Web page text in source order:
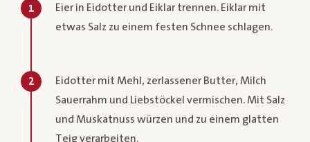
1
Eier in Eidotter und Eiklar trennen. Eiklar mit
etwas Salz zu einem festen Schnee schlagen.
2
Eidotter mit Mehl, zerlassener Butter, Milch
Sauerrahm und Liebstöckel vermischen. Mit Salz
und Muskatnuss würzen und zu einem glatten
Teig verarbeiten.